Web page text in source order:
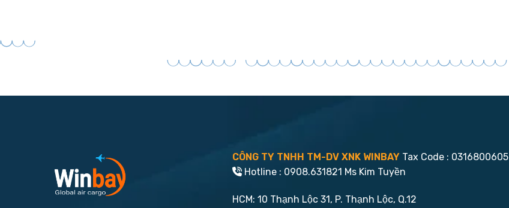
CÔNG TY TNHH TM-DV XNK WINBAY Tax Code : 0316800605
Hotline : 0908.631821 Ms Kim Tuyền
HCM: 10 Thạnh Lộc 31, P. Thạnh Lộc, Q.12